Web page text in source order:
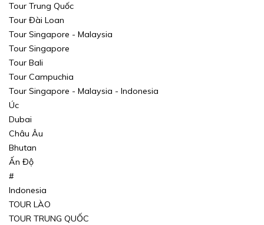
Tour Trung Quốc
Tour Đài Loan
Tour Singapore - Malaysia
Tour Singapore
Tour Bali
Tour Campuchia
Tour Singapore - Malaysia - Indonesia
Úc
Dubai
Châu Âu
Bhutan
Ấn Độ
#
Indonesia
TOUR LÀO
TOUR TRUNG QUỐC